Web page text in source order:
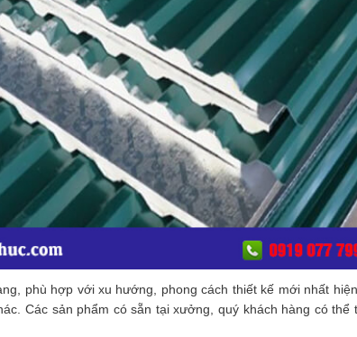
phù hợp với xu hướng, phong cách thiết kế mới nhất
Các sản phẩm có sẵn tại xưởng, quý khách hàng có